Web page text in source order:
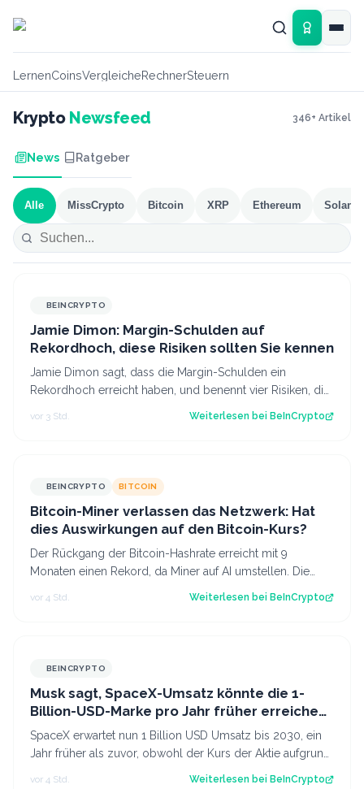
LernenCoinsVergleicheRechnerSteuern
Krypto Newsfeed 346+ Artikel
News Ratgeber
Alle MissCrypto Bitcoin XRP Ethereum Solana
BEINCRYPTO
Jamie Dimon: Margin-Schulden auf
Rekordhoch, diese Risiken sollten Sie kennen
Jamie Dimon sagt, dass die Margin-Schulden ein
Rekordhoch erreicht haben, und benennt vier Risiken, die
vor 3 Std. Weiterlesen bei BeInCrypto
BEINCRYPTO BITCOIN
Bitcoin-Miner verlassen das Netzwerk: Hat
dies Auswirkungen auf den Bitcoin-Kurs?
Der Rückgang der Bitcoin-Hashrate erreicht mit 9
Monaten einen Rekord, da Miner auf AI umstellen. Die
Difficulty wird erst zum zweiten Mal n…
vor 4 Std. Weiterlesen bei BeInCrypto
BEINCRYPTO
Musk sagt, SpaceX-Umsatz könnte die 1-
Billion-USD-Marke pro Jahr früher erreichen,
auch wenn die Aktie fällt
SpaceX erwartet nun 1 Billion USD Umsatz bis 2030, ein
Jahr früher als zuvor, obwohl der Kurs der Aktie aufgrund
vor 4 Std. Weiterlesen bei BeInCrypto